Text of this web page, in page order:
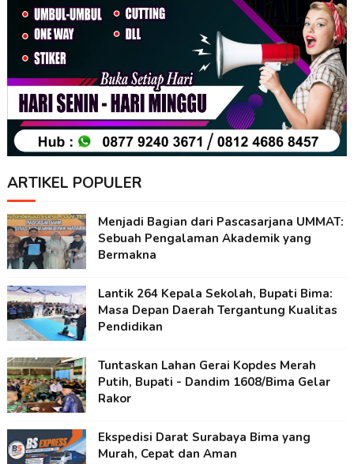
ARTIKEL POPULER
Menjadi Bagian dari Pascasarjana UMMAT:
Sebuah Pengalaman Akademik yang
Bermakna
Lantik 264 Kepala Sekolah, Bupati Bima:
Masa Depan Daerah Tergantung Kualitas
Pendidikan
Tuntaskan Lahan Gerai Kopdes Merah
Putih, Bupati - Dandim 1608/Bima Gelar
Rakor
Ekspedisi Darat Surabaya Bima yang
Murah, Cepat dan Aman